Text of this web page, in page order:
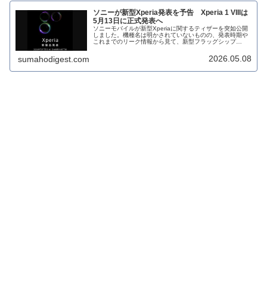
ソニーが新型Xperia発表を予告 Xperia 1 VIIIは
5月13日に正式発表へ
ソニーモバイルが新型Xperiaに関するティザーを突如公開
しました。機種名は明かされていないものの、発表時期や
これまでのリーク情報から見て、新型フラッグシップ
sumahodigest.com 2026.05.08